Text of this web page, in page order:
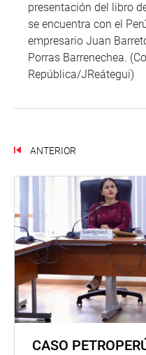
presentación del libro
se encuentra con el
empresario Juan
Porras Barrenechea.
República/JReátegui)
ANTERIOR
CASO